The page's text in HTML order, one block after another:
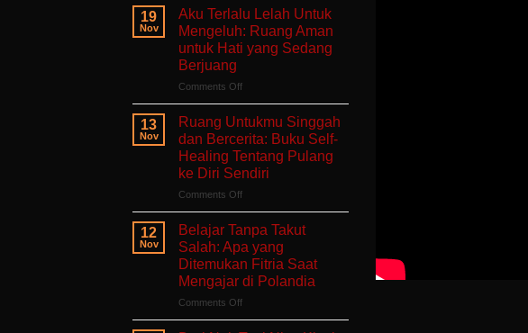
19
Nov
Aku Terlalu Lelah Untuk
Mengeluh: Ruang Aman
untuk Hati yang Sedang
Berjuang
Comments Offon
Terlalu
Lelah
Untuk
Mengeluh:
Ruang
Aman
yang
Sedang
Berjuang
13
Nov
Ruang Untukmu Singgah
dan Bercerita: Buku Self-
Healing Tentang Pulang
ke Diri Sendiri
Comments Offon
Untukmu
Singgah
dan
Bercerita:
Buku
Self-
12
Nov
Belajar Tanpa Takut
Salah: Apa yang
Ditemukan Fitria Saat
Mengajar di Polandia
Comments Offon